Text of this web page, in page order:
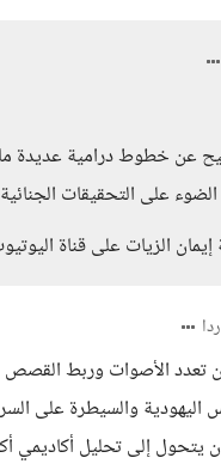
عن خطوط درامية عديدة
على التحقيقات
الزيات على قناة
تعدد الأصوات وربط
والسيطرة على
إلى تحليل أكاديمي